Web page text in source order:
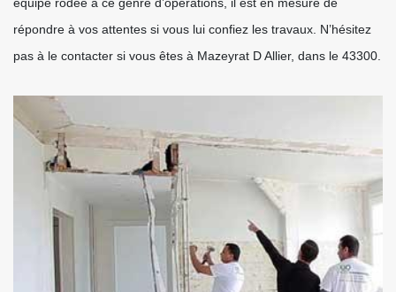
répondre à vos attentes si vous lui confiez les travaux. N’hésitez
pas à le contacter si vous êtes à Mazeyrat D Allier, dans le 43300.